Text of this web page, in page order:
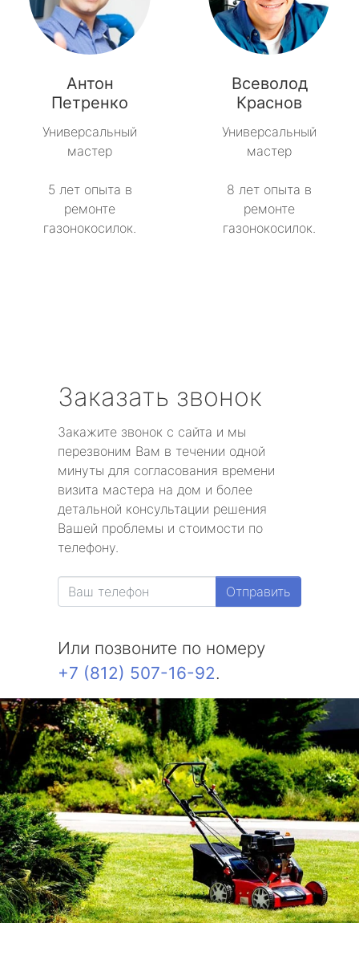
Антон
Петренко
Универсальный
мастер
5 лет опыта в
ремонте
газонокосилок.
Всеволод
Краснов
Универсальный
мастер
8 лет опыта в
ремонте
газонокосилок.
Заказать звонок
Закажите звонок с сайта и мы
перезвоним Вам в течении одной
минуты для согласования времени
визита мастера на дом и более
детальной консультации решения
Вашей проблемы и стоимости по
телефону.
Отправить
Или позвоните по номеру
+7 (812) 507-16-92.